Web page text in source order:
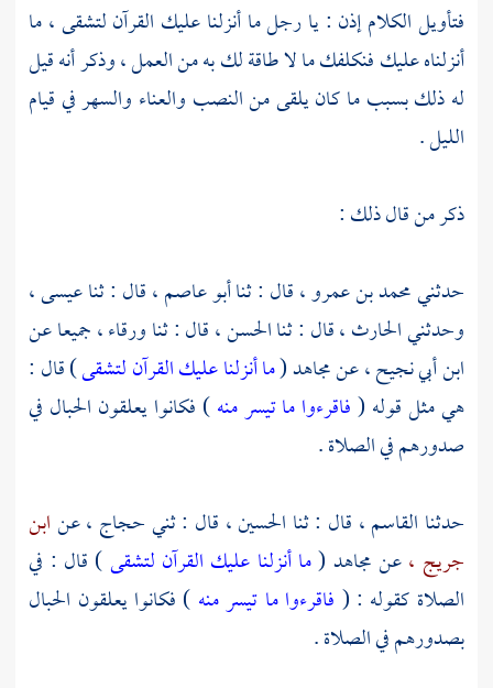
فتأويل الكلام إذن : يا رجل ما أنزلنا عليك القرآن لتشقى ، ما
أنزلناه عليك فنكلفك ما لا طاقة لك به من العمل ، وذكر أنه قيل
له ذلك بسبب ما كان يلقى من النصب والعناء والسهر في قيام
الليل .
ذكر من قال ذلك :
حدثنيمحمد بن عمرو ،قال : ثناأبو عاصم ،قال : ثناعيسى،
وحدثنيالحارث ،قال : ثناالحسن ،قال : ثناورقاء ،جميعا عن
ابن أبي نجيح ،عنمجاهد(ما أنزلنا عليك القرآن لتشقى) قال :
هي مثل قوله (فاقرءوا ما تيسر منه) فكانوا يعلقون الحبال في
صدورهم في الصلاة .
حدثنا القاسم ، قال : ثنا الحسين ، قال : ثنيحجاج ،عنابن
جريج ،عنمجاهد (ما أنزلنا عليك القرآن لتشقى) قال : في
الصلاة كقوله : ( فاقرءوا ما تيسر منه ) فكانوا يعلقون الحبال
بصدورهم في الصلاة .